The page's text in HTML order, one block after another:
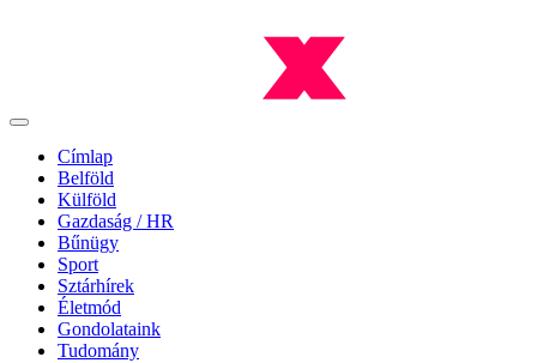
Címlap
Belföld
Külföld
Gazdaság / HR
Bűnügy
Sport
Sztárhírek
Életmód
Gondolataink
Tudomány